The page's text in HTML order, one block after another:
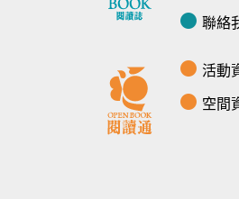
聯絡
活動
空間